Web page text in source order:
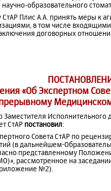
образовательного
Плис А.А. принять меры к
в том числе
договорных
«Об Экспертном
СтАР постановил:
Совета СтАР по
(в дальнейшем-
представленному
рассмотренное на
№2).